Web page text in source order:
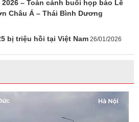
– Toàn cảnh buổi họp báo Lễ
Châu Á – Thái Bình Dương
bị triệu hồi tại Việt Nam 26/01/2026